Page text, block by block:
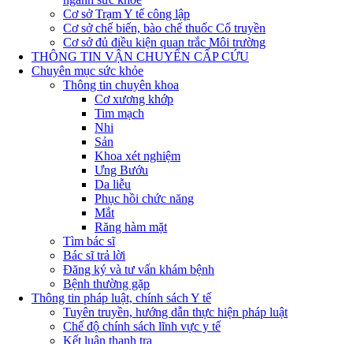
Cơ sở Trạm Y tế công lập
Cơ sở chế biến, bào chế thuốc Cổ truyền
Cơ sở đủ điều kiện quan trắc Môi trường
THÔNG TIN VẬN CHUYỂN CẤP CỨU
Chuyên mục sức khỏe
Thông tin chuyên khoa
Cơ xương khớp
Tim mạch
Nhi
Sản
Khoa xét nghiệm
Ưng Bướu
Da liễu
Phục hồi chức năng
Mắt
Răng hàm mặt
Tìm bác sĩ
Bác sĩ trả lời
Đăng ký và tư vấn khám bệnh
Bệnh thường gặp
Thông tin pháp luật, chính sách Y tế
Tuyên truyền, hướng dẫn thực hiện pháp luật
Chế độ chính sách lĩnh vực y tế
Kết luận thanh tra